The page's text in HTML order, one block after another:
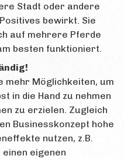
Stadt oder andere
bewirkt. Sie
auf mehrere Pferde
besten funktioniert.
mehr Möglichkeiten, um
in die Hand zu nehmen
zu erzielen. Zugleich
Businesskonzept hohe
nutzen, z.B.
eigenen